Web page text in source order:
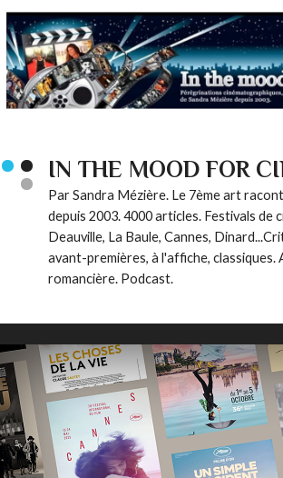
IN THE MOOD FOR
Par Sandra Mézière. Le 7ème art
depuis 2003. 4000 articles. Festivals de
Deauville, La Baule, Cannes,
avant-premières, à l'affiche, classiques.
romancière. Podcast.